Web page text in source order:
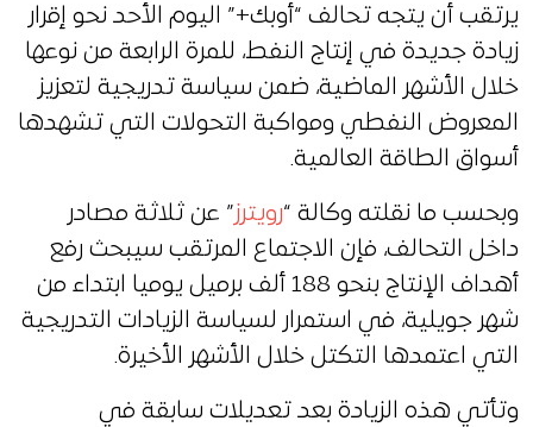
يرتقب أن يتجه تحالف “أوبك+” اليوم الأحد نحو إقرار
زيادة جديدة في إنتاج النفط، للمرة الرابعة من نوعها
خلال الأشهر الماضية، ضمن سياسة تدريجية لتعزيز
المعروض النفطي ومواكبة التحولات التي تشهدها
أسواق الطاقة العالمية.
وبحسب ما نقلته وكالة “رويترز” عن ثلاثة مصادر
داخل التحالف، فإن الاجتماع المرتقب سيبحث رفع
أهداف الإنتاج بنحو 188 ألف برميل يوميا ابتداء من
شهر جويلية، في استمرار لسياسة الزيادات التدريجية
التي اعتمدها التكتل خلال الأشهر الأخيرة.
وتأتي هذه الزيادة بعد تعديلات سابقة في